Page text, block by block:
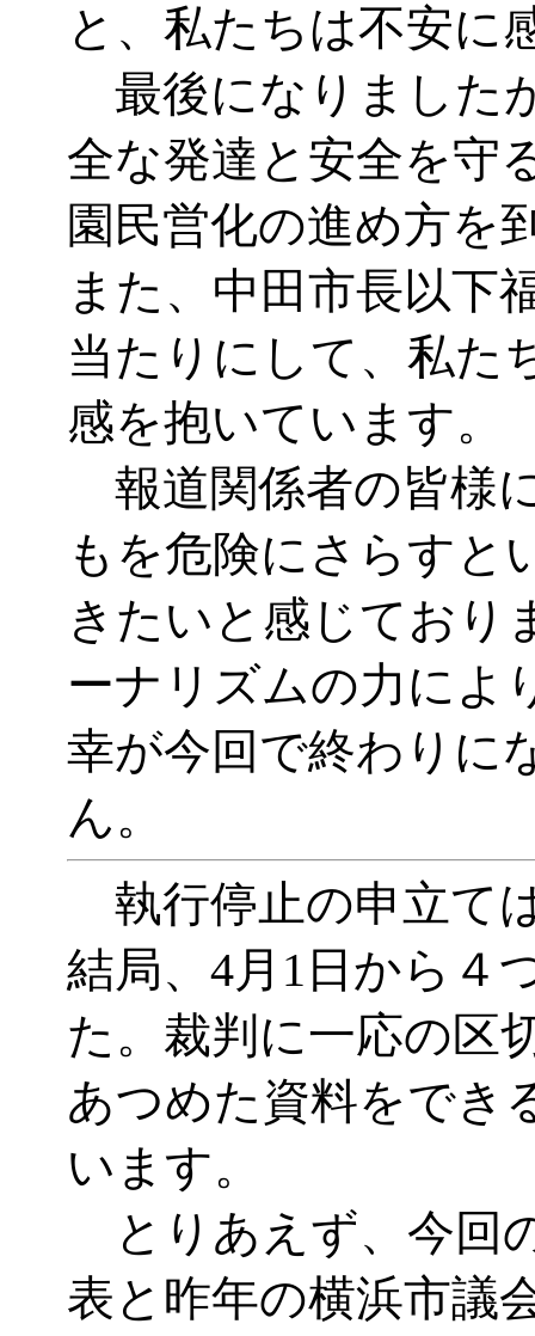
と、私たちは不安に
最後になりました
全な発達と安全を守
園民営化の進め方を
また、中田市長以下
当たりにして、私た
感を抱いています。
報道関係者の皆様
もを危険にさらすと
きたいと感じており
ーナリズムの力によ
幸が今回で終わりに
ん。
執行停止の申立て
結局、 4月1日から４
た。裁判に一応の区
あつめた資料をでき
います。
とりあえず、今回
表と昨年の横浜市議